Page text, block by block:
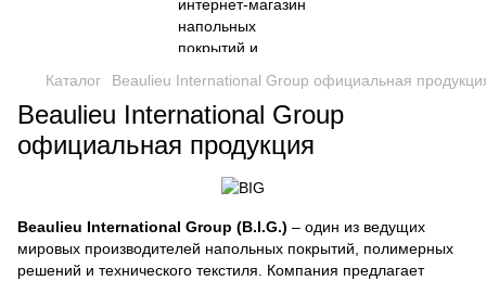
Каталог Beaulieu International Group официальная
Beaulieu International Group
официальная продукция
Beaulieu International Group (B.I.G.) – один из ведущих
мировых производителей напольных покрытий, полимерных
решений и технического текстиля. Компания предлагает